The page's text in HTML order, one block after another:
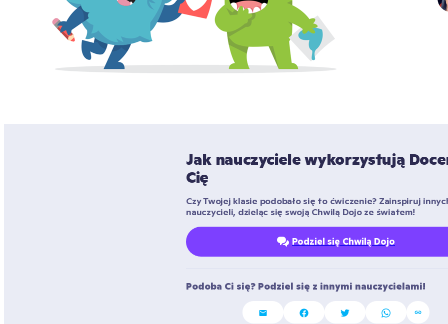
Jak nauczyciele wykorzystują
Cię
Czy Twojej klasie podobało się to ćwiczenie? Zainspiruj
nauczycieli, dzieląc się swoją Chwilą Dojo ze światem!
Podziel się Chwilą Dojo
Podoba Ci się? Podziel się z innymi nauczycielami!